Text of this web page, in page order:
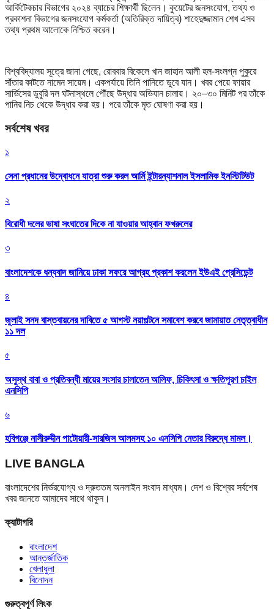
আর্কিটেকচার বিভাগের ২০২৪ ব্যাচের শিক্ষার্থী ছিলেন। কুয়েটের জনসংযোগ, তথ্য ও
প্রকাশনা বিভাগের জনসংযোগ কর্মকর্তা (অতিরিক্ত দায়িত্ব) শাহেদুজ্জামান শেখ এসব
তথ্য প্রথম আলোকে নিশ্চিত করেন।
বিশ্ববিদ্যালয় সূত্রে জানা গেছে, রোববার বিকেলে খান জাহান আলী হল-সংলগ্ন পুকুরে
সাঁতার কাটতে নামেন সায়েম। একপর্যায়ে তিনি পানিতে ডুবে যান। খবর পেয়ে ফায়ার
সার্ভিসের ডুবুরি দল ঘটনাস্থলে পৌঁছে উদ্ধার অভিযান চালায়। ২০–৩০ মিনিট পর তাঁকে
পানির নিচ থেকে উদ্ধার করা হয়। পরে তাঁকে মৃত ঘোষণা করা হয়।
সর্বশেষ খবর
১
সেনা প্রধানের উদ্বোধনে যাত্রা শুরু করল আর্মি ইন্টারন্যাশনাল ইসলামিক ইনস্টিটিউট
২
বিরোধী দলের ভাষা সংঘাতের দিকে না যাওয়ার আহ্বান ফখরুলের
৩
বাংলাদেশকে ধন্যবাদ জানিয়ে ঢাকা সফরে আগ্রহ প্রকাশ করলেন ইউএই প্রেসিডেন্ট
৪
জুলাই সনদ বাস্তবায়নের দাবিতে ৫ আগস্ট নয়াপল্টনে সমাবেশ করবে জামায়াত নেতৃত্বাধীন
১১ দল
৫
অসুস্থ বাবা ও প্রতিবন্ধী মায়ের সংসার চালাতেন আলিফ, চিকিৎসা ও ক্ষতিপূরণ চাইল
এনসিপি
৬
হবিগঞ্জে নাসীরুদ্দীন পাটোয়ারী-সারজিস আলমসহ ১০ এনসিপি নেতার বিরুদ্ধে মামল।
LIVE BANGLA
বাংলাদেশের নির্ভরযোগ্য ও দ্রুততম অনলাইন সংবাদ মাধ্যম। দেশ ও বিশ্বের সর্বশেষ
খবর জানতে আমাদের সাথে থাকুন।
ক্যাটাগরি
বাংলাদেশ
আন্তর্জাতিক
খেলাধুলা
বিনোদন
গুরুত্বপূর্ণ লিংক